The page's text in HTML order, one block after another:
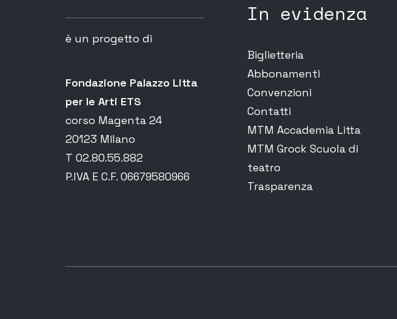
è un progetto di
Fondazione Palazzo Litta
per le Arti ETS
corso Magenta 24
20123 Milano
T 02.80.55.882
P.IVA E C.F. 06679580966
In evidenza
Biglietteria
Abbonamenti
Convenzioni
Contatti
MTM Accademia Litta
MTM Grock Scuola di
teatro
Trasparenza